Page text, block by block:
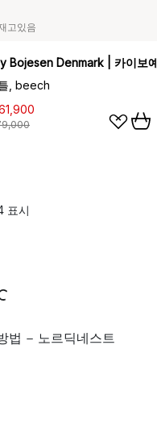
크
고있음
Bojesen Denmark | 카이보
, beech
표시
법 - 노르딕네스트